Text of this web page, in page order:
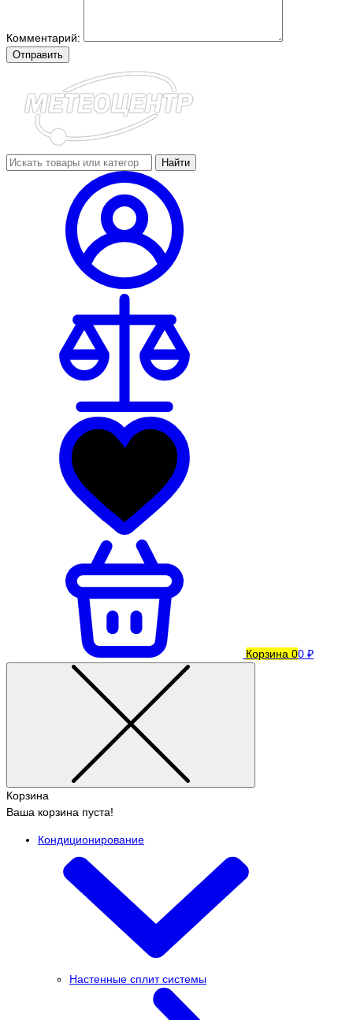
Комментарий:
Отправить
Найти
Корзина 00 ₽
Корзина
Ваша корзина пуста!
Кондиционирование
Настенные сплит системы